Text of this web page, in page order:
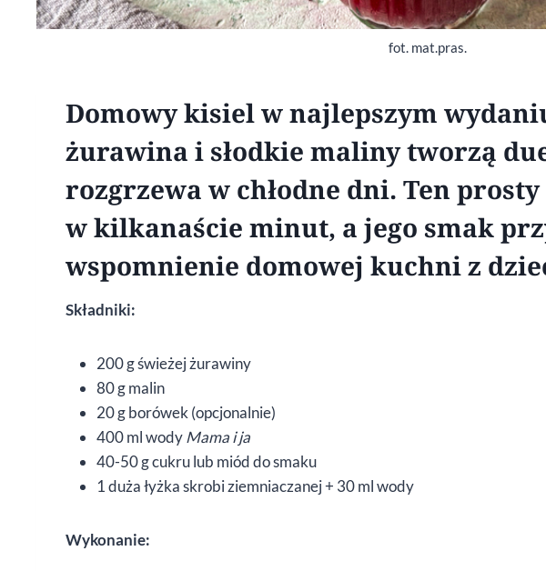
fot. mat.pras.
Domowy kisiel w najlepszym
żurawina i słodkie maliny tworzą
rozgrzewa w chłodne dni. Ten
w kilkanaście minut, a jego smak
wspomnienie domowej kuchni z
Składniki:
200 g świeżej żurawiny
80 g malin
20 g borówek (opcjonalnie)
400 ml wodyMama i ja
40-50 g cukru lub miód do smaku
1 duża łyżka skrobi ziemniaczanej + 30 ml wody
Wykonanie: